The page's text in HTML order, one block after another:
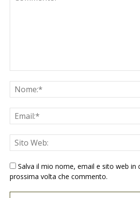
Salva il mio nome, email e sito web in
prossima volta che commento.